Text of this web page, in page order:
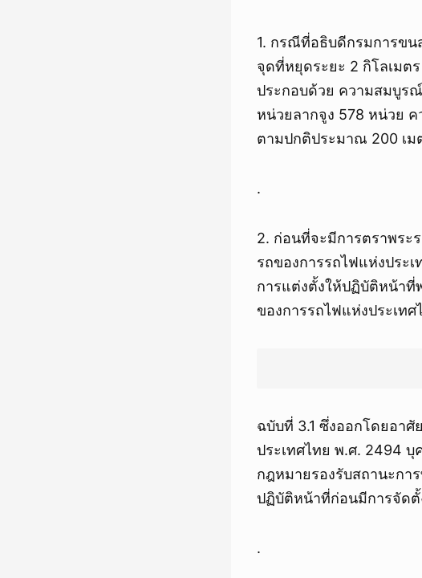
1. กรณีที่อธิบดีกรมการข
จุดที่หยุดระยะ 2 กิโลเมต
ประกอบด้วย ความสมบูร
หน่วยลากจูง 578 หน่วย
ตามปกติประมาณ 200 เม
.
2. ก่อนที่จะมีการตราพระ
รถของการรถไฟแห่งประ
การแต่งตั้งให้ปฏิบัติหน้าที่
ของการรถไฟแห่งประเทศ
ฉบับที่ 3.1 ซึ่งออกโดยอา
ประเทศไทย พ.ศ. 2494
กฎหมายรองรับสถานะกา
ปฏิบัติหน้าที่ก่อนมีการจัดตั้
.